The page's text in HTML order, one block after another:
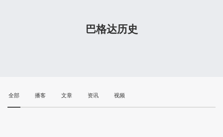
巴格达历史
全部 播客 文章 资讯 视频